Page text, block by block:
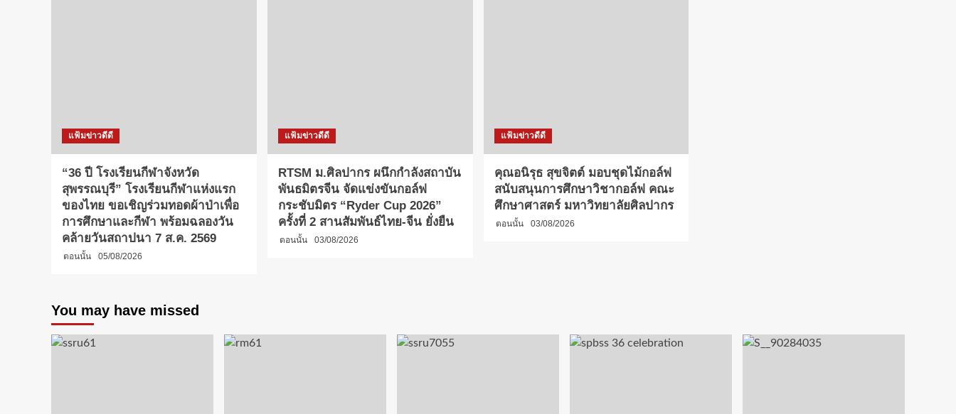
แฟ้มข่าวดีดี
“36 ปี โรงเรียนกีฬาจังหวัด
สุพรรณบุรี” โรงเรียนกีฬาแห่งแรก
ของไทย ขอเชิญร่วมทอดผ้าป่าเพื่อ
การศึกษาและกีฬา พร้อมฉลองวัน
คล้ายวันสถาปนา 7 ส.ค. 2569
ตอนนั้น 05/08/2026
แฟ้มข่าวดีดี
RTSM ม.ศิลปากร ผนึกกำลังสถาบัน
พันธมิตรจีน จัดแข่งขันกอล์ฟ
กระชับมิตร “Ryder Cup 2026”
ครั้งที่ 2 สานสัมพันธ์ไทย-จีน ยั่งยืน
ตอนนั้น 03/08/2026
แฟ้มข่าวดีดี
คุณอนิรุธ สุขจิตต์ มอบชุดไม้กอล์ฟ
สนับสนุนการศึกษาวิชากอล์ฟ คณะ
ศึกษาศาสตร์ มหาวิทยาลัยศิลปากร
ตอนนั้น 03/08/2026
You may have missed